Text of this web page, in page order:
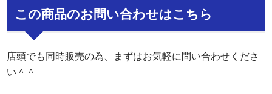
この商品のお問い合わせはこちら
店頭でも同時販売の為、まずはお気軽に問い合わせくださ
い＾＾